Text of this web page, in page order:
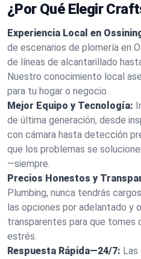
¿Por Qué Elegir
Experiencia Local en
de escenarios de plomería en
de líneas de alcantarillado
Nuestro conocimiento local
para tu hogar o negocio.
Mejor Equipo y Tecnología:
de última generación, desde
con cámara hasta detección
que los problemas se
—siempre.
Precios Honestos y
Plumbing, nunca tendrás
las opciones por adelantado y
transparentes para que tomes
estrés.
Respuesta Rápida—24/7: Las